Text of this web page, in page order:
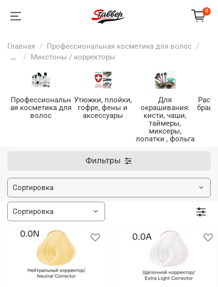
0
Главная
Профессиональная косметика для волос
...
Микстоны / корректоры
Профессиональн
ая косметика для
волос
Утюжки, плойки,
гофре, фены и
аксессуары
Для
окрашивания:
кисти, чаши,
таймеры,
миксеры,
лопатки , фольга
Фильтры